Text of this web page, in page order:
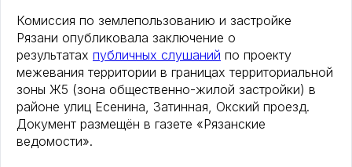
Комиссия по землепользованию и застройке
Рязани опубликовала заключение о
результатах публичных слушаний по проекту
межевания территории в границах территориальной
зоны Ж5 (зона общественно-жилой застройки) в
районе улиц Есенина, Затинная, Окский проезд.
Документ размещён в газете «Рязанские
ведомости».